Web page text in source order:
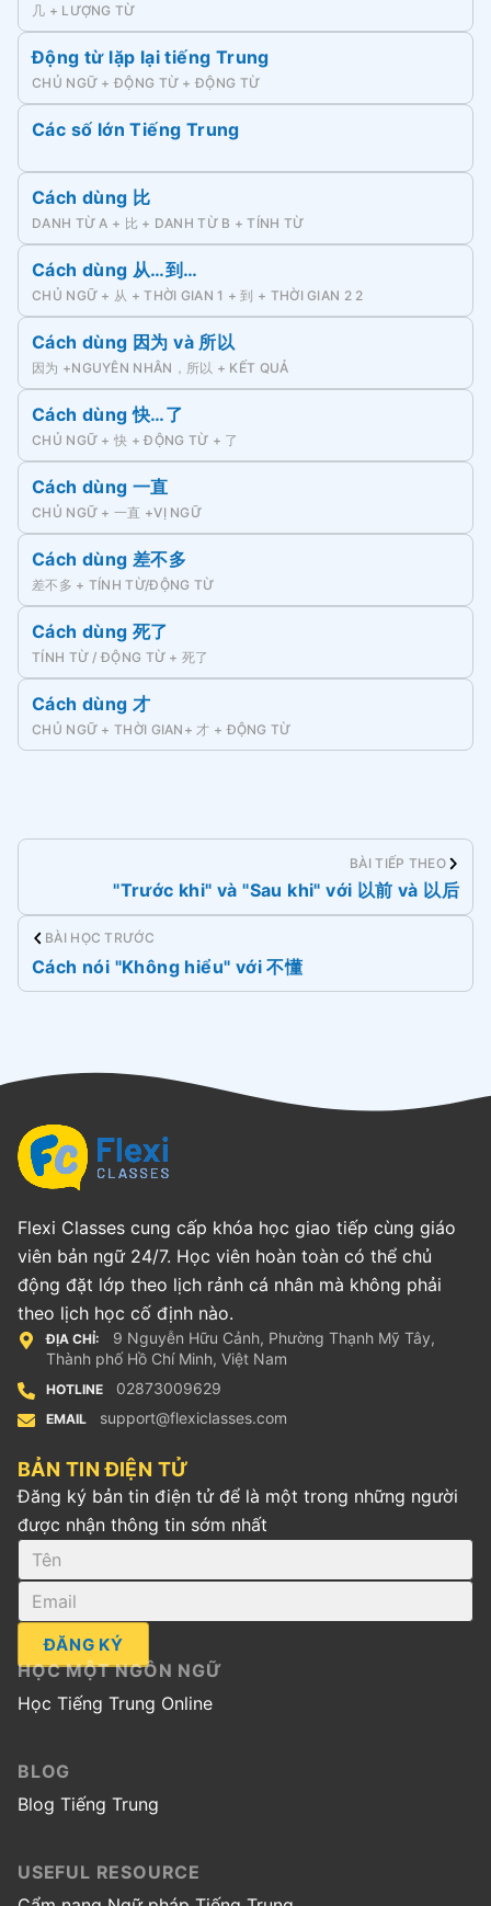
几 + LƯỢNG TỪ
Động từ lặp lại tiếng Trung
CHỦ NGỮ + ĐỘNG TỪ + ĐỘNG TỪ
Các số lớn Tiếng Trung
Cách dùng 比
DANH TỪ A + 比 + DANH TỪ B + TÍNH TỪ
Cách dùng 从…到…
CHỦ NGỮ + 从 + THỜI GIAN 1 + 到 + THỜI GIAN 2 2
Cách dùng 因为 và 所以
因为 +NGUYÊN NHÂN，所以 + KẾT QUẢ
Cách dùng 快…了
CHỦ NGỮ + 快 + ĐỘNG TỪ + 了
Cách dùng 一直
CHỦ NGỮ + 一直 +VỊ NGỮ
Cách dùng 差不多
差不多 + TÍNH TỪ/ĐỘNG TỪ
Cách dùng 死了
TÍNH TỪ / ĐỘNG TỪ + 死了
Cách dùng 才
CHỦ NGỮ + THỜI GIAN+ 才 + ĐỘNG TỪ
BÀI TIẾP THEO
"Trước khi" và "Sau khi" với 以前 và 以后
BÀI HỌC TRƯỚC
Cách nói "Không hiểu" với 不懂
Flexi Classes cung cấp khóa học giao tiếp cùng giáo
viên bản ngữ 24/7. Học viên hoàn toàn có thể chủ
động đặt lớp theo lịch rảnh cá nhân mà không phải
theo lịch học cố định nào.
ĐỊA CHỈ:
9 Nguyễn Hữu Cảnh, Phường Thạnh Mỹ Tây,
Thành phố Hồ Chí Minh, Việt Nam
HOTLINE 02873009629
EMAIL support@flexiclasses.com
BẢN TIN ĐIỆN TỬ
Đăng ký bản tin điện tử để là một trong những người
được nhận thông tin sớm nhất
ĐĂNG KÝ
HỌC MỘT NGÔN NGỮ
Học Tiếng Trung Online
BLOG
Blog Tiếng Trung
USEFUL RESOURCE